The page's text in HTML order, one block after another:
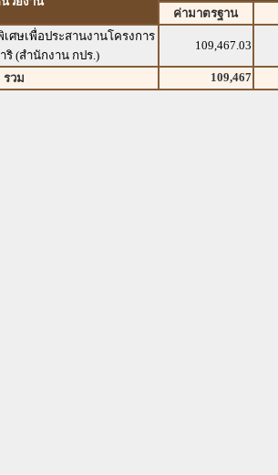
ค่ามาตรฐาน
ศษเพื่อประสานงานโครงการ
ริ (สำนักงาน กปร.)
109,467.03
รวม 109,467